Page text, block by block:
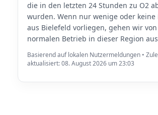
die in den letzten 24 Stunden zu O2
wurden. Wenn nur wenige oder
aus Bielefeld vorliegen, gehen wir
normalen Betrieb in dieser Region
Basierend auf lokalen Nutzermeldungen •
aktualisiert: 08. August 2026 um 23:03